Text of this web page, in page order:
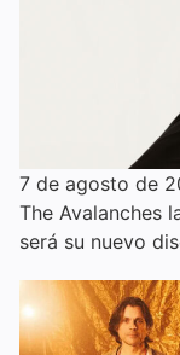
7 de agosto de
The Avalanches
será su nuevo